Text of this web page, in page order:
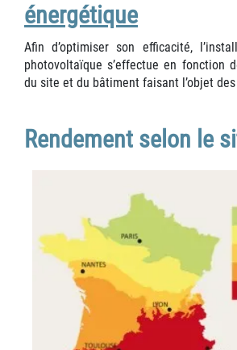
énergétique
Afin d’optimiser son efficacité,
photovoltaïque s’effectue en fonction
du site et du bâtiment faisant l’objet
Rendement selon le